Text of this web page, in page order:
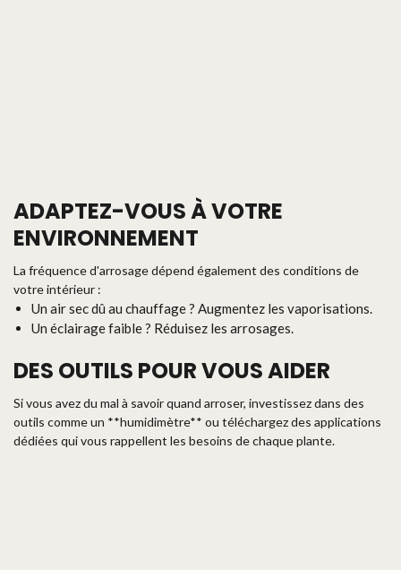
ADAPTEZ-VOUS À VOTRE
ENVIRONNEMENT
La fréquence d'arrosage dépend également des conditions de
votre intérieur :
Un air sec dû au chauffage ? Augmentez les vaporisations.
Un éclairage faible ? Réduisez les arrosages.
DES OUTILS POUR VOUS AIDER
Si vous avez du mal à savoir quand arroser, investissez dans des
outils comme un **humidimètre** ou téléchargez des applications
dédiées qui vous rappellent les besoins de chaque plante.